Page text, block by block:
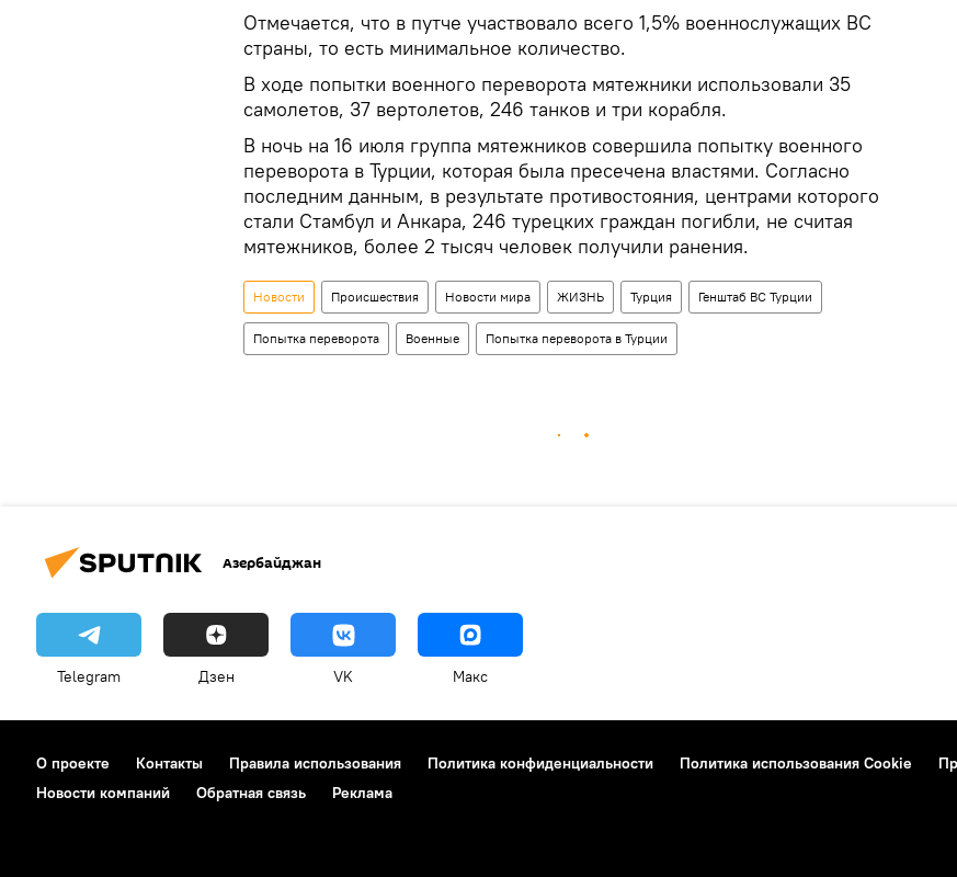
Отмечается, что в путче участвовало всего 1,5% военнослужащих ВС
страны, то есть минимальное количество.
В ходе попытки военного переворота мятежники использовали 35
самолетов, 37 вертолетов, 246 танков и три корабля.
В ночь на 16 июля группа мятежников совершила попытку военного
переворота в Турции, которая была пресечена властями. Согласно
последним данным, в результате противостояния, центрами которого
стали Стамбул и Анкара, 246 турецких граждан погибли, не считая
мятежников, более 2 тысяч человек получили ранения.
Новости Происшествия Новости мира ЖИЗНЬ Турция Генштаб ВС Турции
Попытка переворота Военные Попытка переворота в Турции
Азербайджан
Telegram Дзен VK Макс
О проекте Контакты Правила использования Политика конфиденциальности Политика использования Cookie
Новости компаний
Обратная связь Реклама